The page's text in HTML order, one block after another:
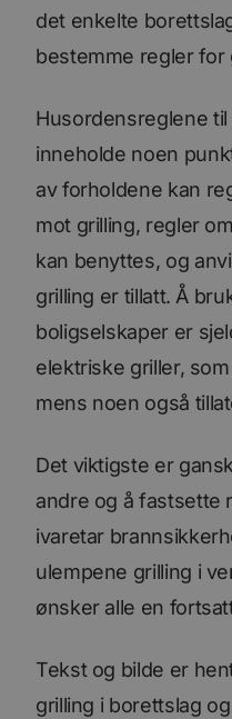
det enkelte
bestemme regler for
Husordensreglene
inneholde noen
av forholdene kan
mot grilling, regler
kan benyttes, og
grilling er tillatt. Å
boligselskaper er
elektriske griller,
mens noen også
Det viktigste er
andre og å fastsette
ivaretar
ulempene grilling i
ønsker alle en
Tekst og bilde er
grilling i borettslag